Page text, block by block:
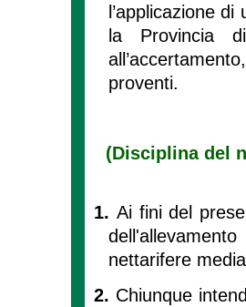
l’applicazione
la Provincia
proventi.
(Disciplina del
1. Ai fini del
nettarifere
2. Chiunque